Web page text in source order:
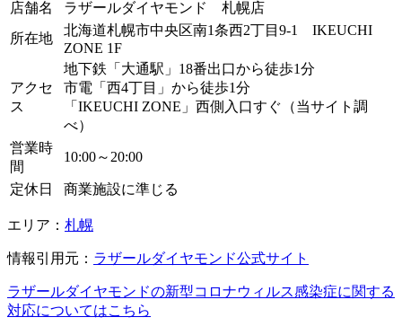
店舗名
ラザールダイヤモンド 札幌店
所在地
北海道札幌市中央区南1条西2丁目9-1 IKEUCHI
ZONE 1F
アクセ
ス
地下鉄「大通駅」18番出口から徒歩1分
市電「西4丁目」から徒歩1分
「IKEUCHI ZONE」西側入口すぐ（当サイト調
べ）
営業時
間
10:00～20:00
定休日 商業施設に準じる
エリア： 札幌
情報引用元： ラザールダイヤモンド公式サイト
ラザールダイヤモンドの新型コロナウィルス感染症に関する
対応についてはこちら